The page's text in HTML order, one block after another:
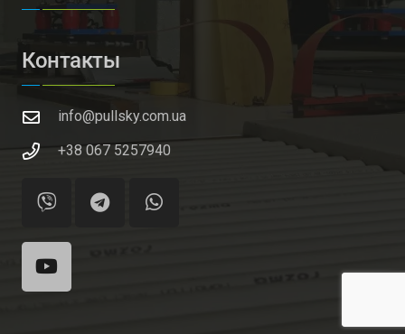
Контакты
info@pullsky.com.ua
+38 067 5257940